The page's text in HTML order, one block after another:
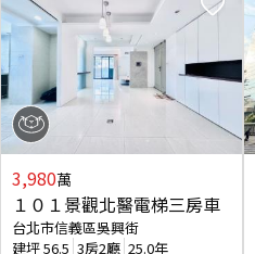
3,980萬
１０１景觀北醫電梯三房車
台北市信義區吳興街
建坪56.5 3房2廳 25.0年